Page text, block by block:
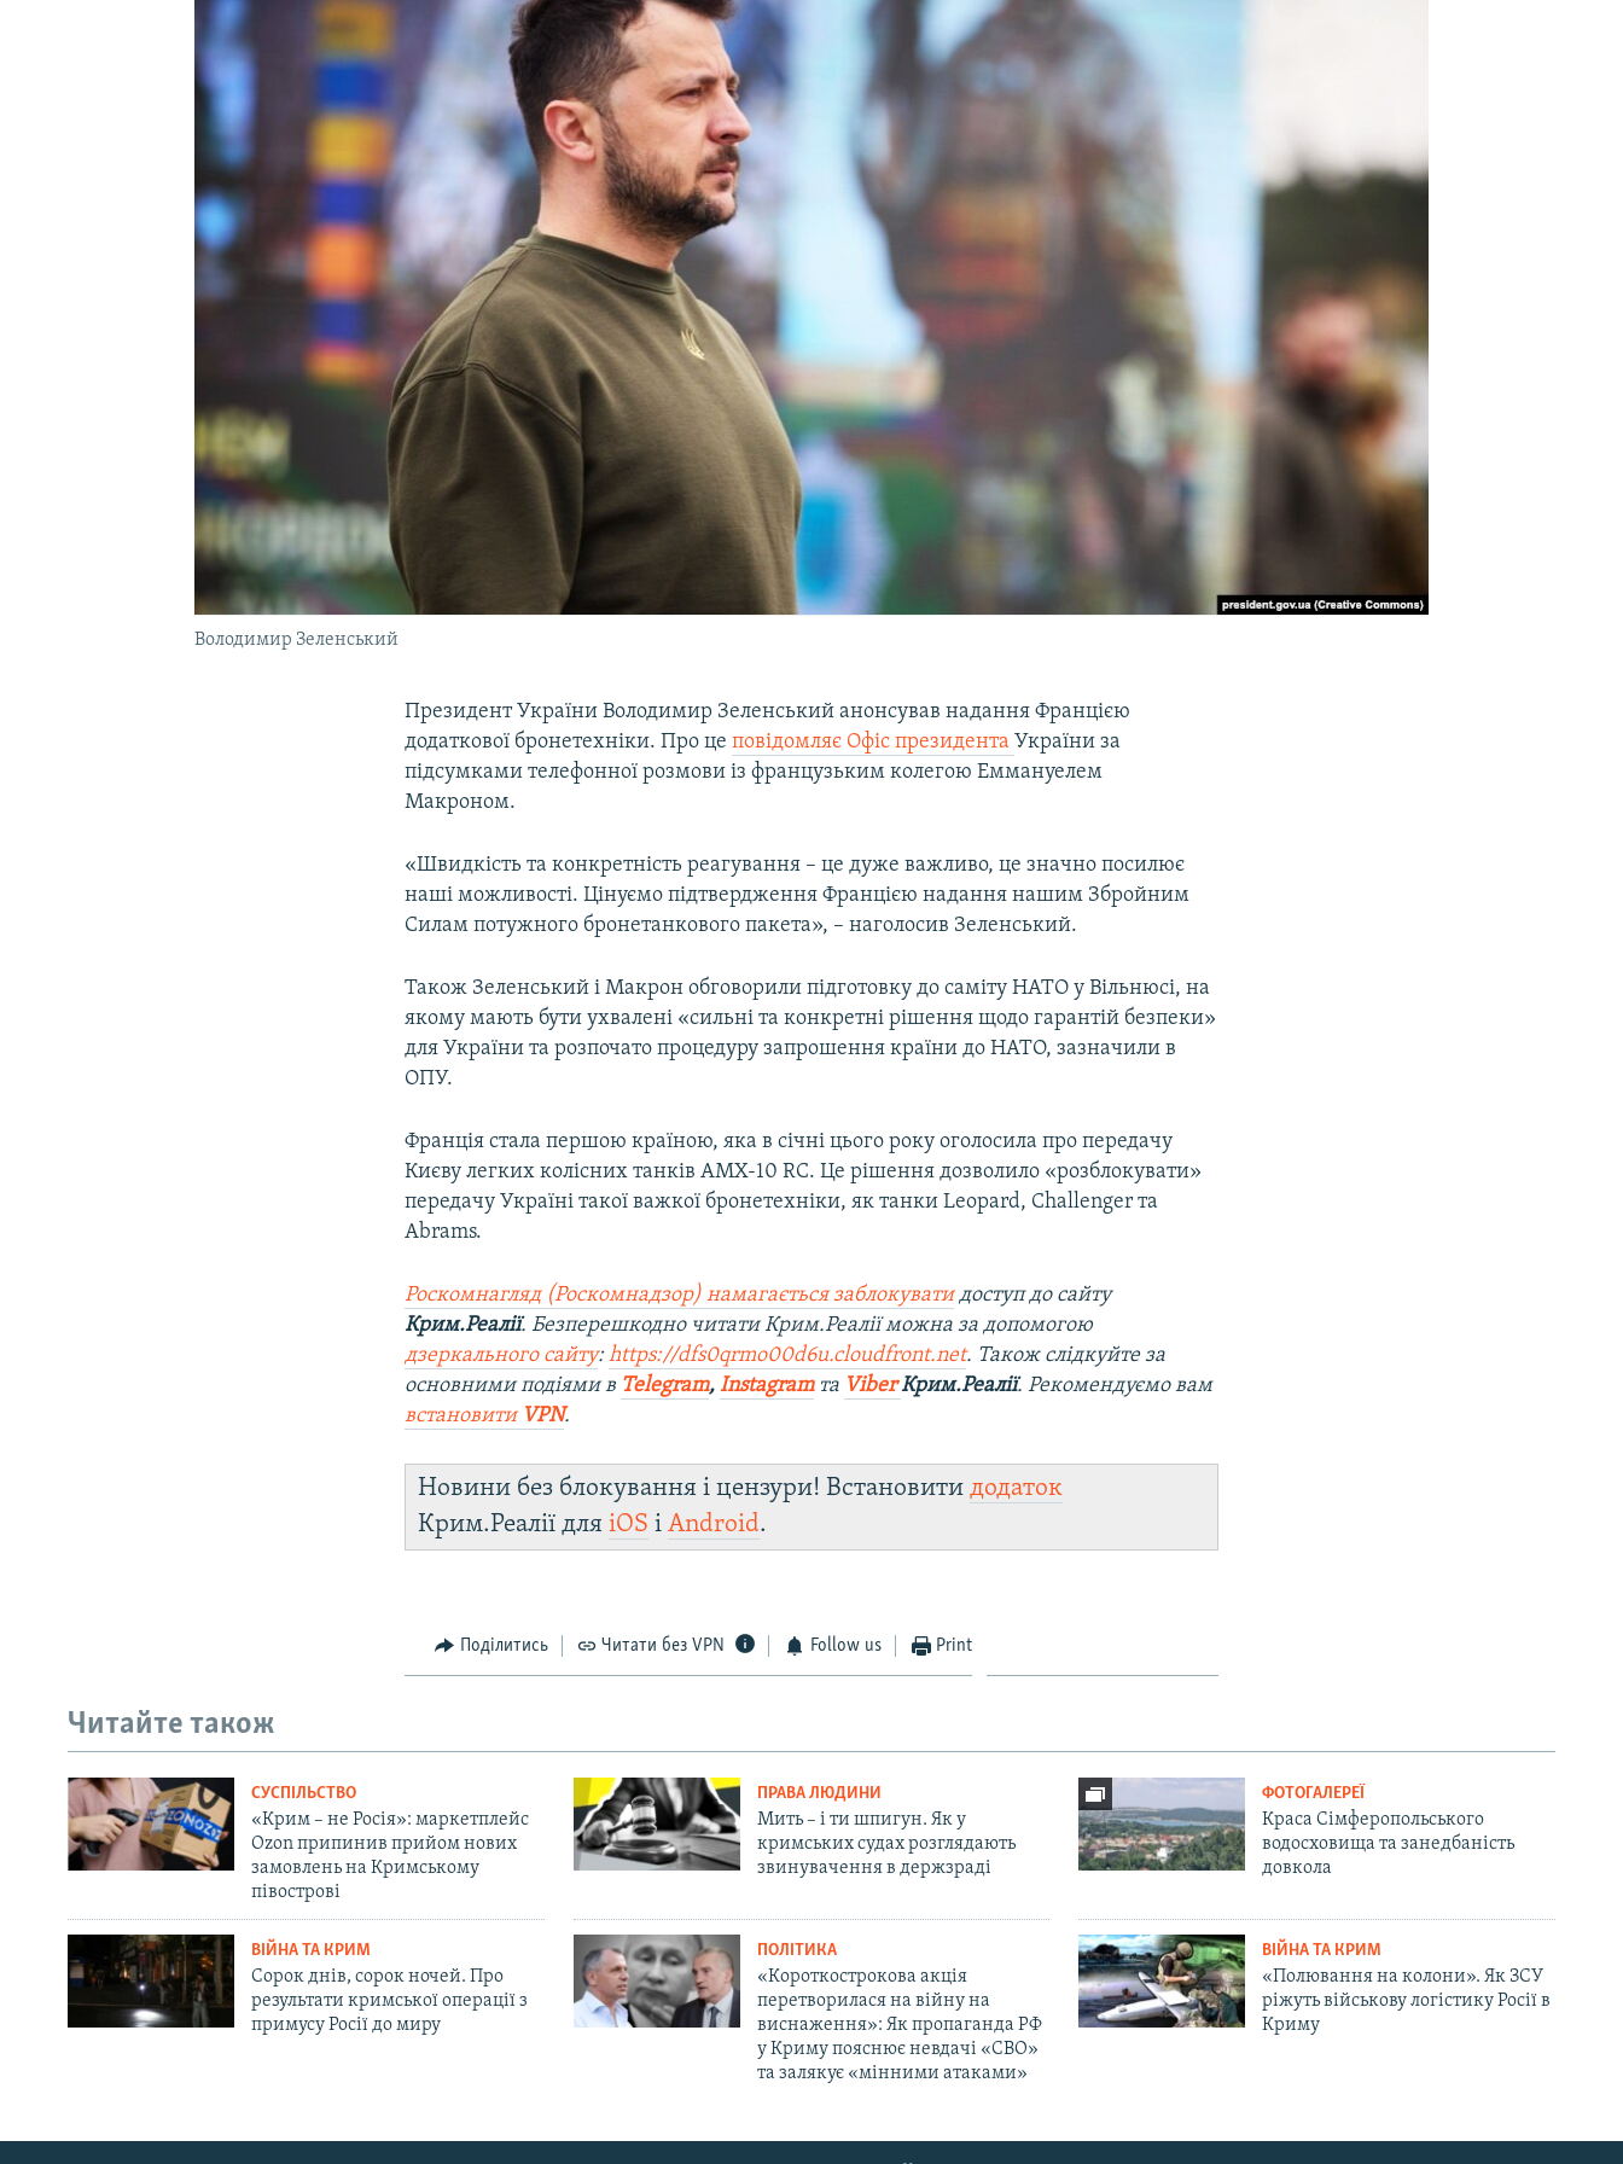
УКРАЇНСЬКА ПРОБЛЕМА КРИМУ
Русский
Володимир Зеленський
Президент України Володимир Зеленський анонсував надання Францією
додаткової бронетехніки. Про цеповідомляє Офіс президентаУкраїни за
підсумками телефонної розмови із французьким колегою Еммануелем
Макроном.
«Швидкість та конкретність реагування – це дуже важливо, це значно посилює
наші можливості. Цінуємо підтвердження Францією надання нашим Збройним
Силам потужного бронетанкового пакета», – наголосив Зеленський.
Також Зеленський і Макрон обговорили підготовку до саміту НАТО у Вільнюсі, на
якому мають бути ухвалені «сильні та конкретні рішення щодо гарантій безпеки»
для України та розпочато процедуру запрошення країни до НАТО, зазначили в
ОПУ.
Франція стала першою країною, яка в січні цього року оголосила про передачу
Києву легких колісних танків AMX-10 RC. Це рішення дозволило «розблокувати»
передачу Україні такої важкої бронетехніки, як танки Leopard, Challenger та
Abrams.
Роскомнагляд (Роскомнадзор) намагається заблокуватидоступ до сайту
Крим.Реалії. Безперешкодно читати Крим.Реалії можна за допомогою
дзеркального сайту:https://dfs0qrmo00d6u.cloudfront.net. Також слідкуйте за
основними подіями в Telegram,Instagramта ViberКрим.Реалії. Рекомендуємо вам
встановити VPN.
Новини без блокування і цензури! Встановитидодаток
Крим.Реалії дляiOS іAndroid.
Поділитись Читати без VPN Follow us Print
Читайте також
СУСПІЛЬСТВО
«Крим – не Росія»: маркетплейс
Ozon припинив прийом нових
замовлень на Кримському
півострові
ПРАВА ЛЮДИНИ
Мить – і ти шпигун. Як у
кримських судах розглядають
звинувачення в держзраді
ФОТОГАЛЕРЕЇ
Краса Сімферопольського
водосховища та занедбаність
довкола
ВІЙНА ТА КРИМ
Сорок днів, сорок ночей. Про
результати кримської операції з
примусу Росії до миру
ПОЛІТИКА
«Короткострокова акція
перетворилася на війну на
виснаження»: Як пропаганда РФ
у Криму пояснює невдачі «СВО»
та залякує «мінними атаками»
ВІЙНА ТА КРИМ
«Полювання на колони». Як ЗСУ
ріжуть військову логістику Росії в
Криму